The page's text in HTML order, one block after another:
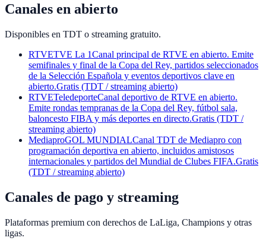
Canales en abierto
Disponibles en TDT o streaming gratuito.
RTVETVE La 1Canal principal de RTVE en abierto. Emite
semifinales y final de la Copa del Rey, partidos seleccionados
de la Selección Española y eventos deportivos clave en
abierto.Gratis (TDT / streaming abierto)
RTVETeledeporteCanal deportivo de RTVE en abierto.
Emite rondas tempranas de la Copa del Rey, fútbol sala,
baloncesto FIBA y más deportes en directo.Gratis (TDT /
streaming abierto)
MediaproGOL MUNDIALCanal TDT de Mediapro con
programación deportiva en abierto, incluidos amistosos
internacionales y partidos del Mundial de Clubes FIFA.Gratis
(TDT / streaming abierto)
Canales de pago y streaming
Plataformas premium con derechos de LaLiga, Champions y otras
ligas.